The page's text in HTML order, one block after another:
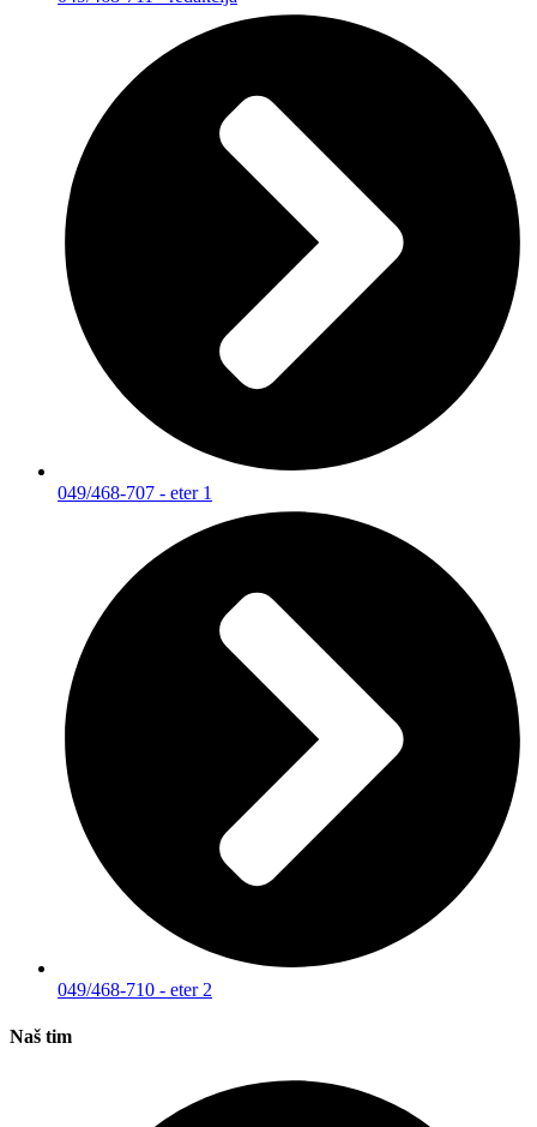
049/468-707 - eter 1
049/468-710 - eter 2
Naš tim